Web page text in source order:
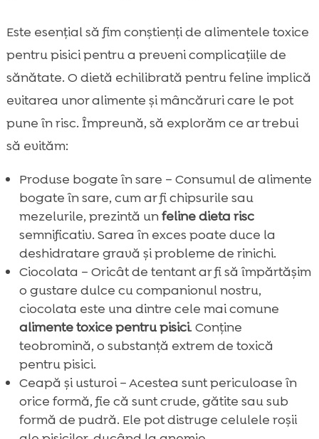
Este esențial să fim conștienți de alimentele toxice
pentru pisici pentru a preveni complicațiile de
sănătate. O dietă echilibrată pentru feline implică
evitarea unor alimente și mâncăruri care le pot
pune în risc. Împreună, să explorăm ce ar trebui
să evităm:
Produse bogate în sare – Consumul de alimente
bogate în sare, cum ar fi chipsurile sau
mezelurile, prezintă unfeline dieta risc
semnificativ. Sarea în exces poate duce la
deshidratare gravă și probleme de rinichi.
Ciocolata – Oricât de tentant ar fi să împărtășim
o gustare dulce cu companionul nostru,
ciocolata este una dintre cele mai comune
alimente toxice pentru pisici. Conține
teobromină, o substanță extrem de toxică
pentru pisici.
Ceapă și usturoi – Acestea sunt periculoase în
orice formă, fie că sunt crude, gătite sau sub
formă de pudră. Ele pot distruge celulele roșii